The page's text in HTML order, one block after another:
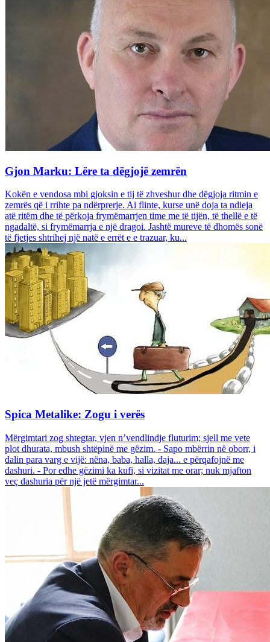
Gjon Marku: Lëre ta dëgjojë zemrën
Kokën e vendosa mbi gjoksin e tij të zhveshur dhe dëgjoja ritmin e
zemrës që i rrihte pa ndërprerje. Ai flinte, kurse unë doja ta ndieja
atë ritëm dhe të përkoja frymëmarrjen time me të tijën, të thellë e të
ngadaltë, si frymëmarrja e një dragoi. Jashtë mureve të dhomës sonë
të fjetjes shtrihej një natë e errët e e trazuar, ku...
Spica Metalike: Zogu i verës
Mërgimtari zog shtegtar, vjen n’vendlindje fluturim; sjell me vete
plot dhurata, mbush shtëpinë me gëzim. - Sapo mbërrin në oborr, i
dalin para varg e vijë: nëna, baba, halla, daja... e përqafojnë me
dashuri. - Por edhe gëzimi ka kufi, si vizitat me orar; nuk mjafton
veç dashuria për një jetë mërgimtar...